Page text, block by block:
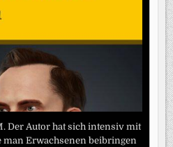
Der Autor hat sich intensiv mit
man Erwachsenen beibringen